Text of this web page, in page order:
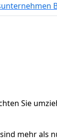
Sie
mehr als